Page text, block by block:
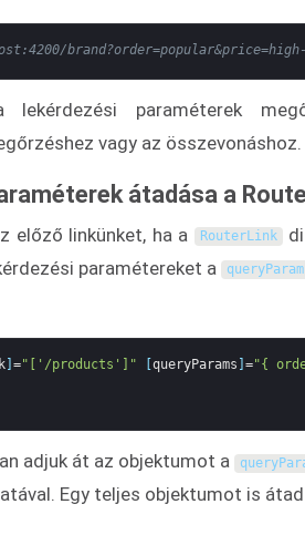
lekérdezési paraméterek
vagy az összevonáshoz.
átadása a
előző linkünket, ha a RouterLink
paramétereket a
] ="['/products']" queryParams ="{
adjuk át az objektumot a
Egy teljes objektumot is